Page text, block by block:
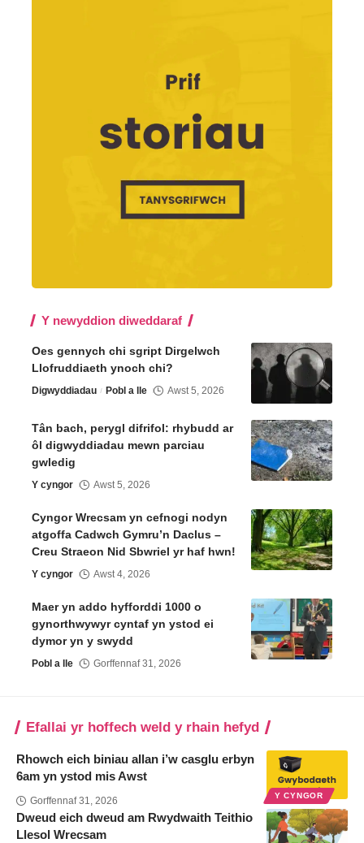
Y newyddion diweddaraf
Oes gennych chi sgript Dirgelwch
Llofruddiaeth ynoch chi?
Digwyddiadau Pobl a lle Awst 5, 2026
Tân bach, perygl difrifol: rhybudd ar
ôl digwyddiadau mewn parciau
gwledig
Y cyngor Awst 5, 2026
Cyngor Wrecsam yn cefnogi nodyn
atgoffa Cadwch Gymru’n Daclus –
Creu Straeon Nid Sbwriel yr haf hwn!
Y cyngor Awst 4, 2026
Maer yn addo hyfforddi 1000 o
gynorthwywyr cyntaf yn ystod ei
dymor yn y swydd
Pobl a lle Gorffennaf 31, 2026
Efallai yr hoffech weld y rhain hefyd
Y CYNGOR
Rhowch eich biniau allan i’w casglu erbyn
6am yn ystod mis Awst
Gorffennaf 31, 2026
Dweud eich dweud am Rwydwaith Teithio
Llesol Wrecsam